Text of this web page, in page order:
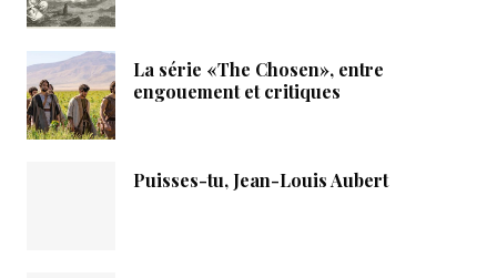
La série «The Chosen», entre
engouement et critiques
Puisses-tu, Jean-Louis Aubert